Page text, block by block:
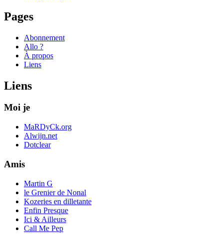
Pages
Abonnement
Allo ?
À propos
Liens
Liens
Moi je
MaRDyCk.org
Alwijn.net
Dotclear
Amis
Martin G
le Grenier de Nonal
Kozeries en dilletante
Enfin Presque
Ici & Ailleurs
Call Me Pep